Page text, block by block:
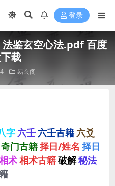
登录
鉴玄空心法.pdf 百度
载
易玄阁
字 六壬 六壬古籍 六爻
奇门古籍择日/姓名 择日
术相术古籍破解秘法